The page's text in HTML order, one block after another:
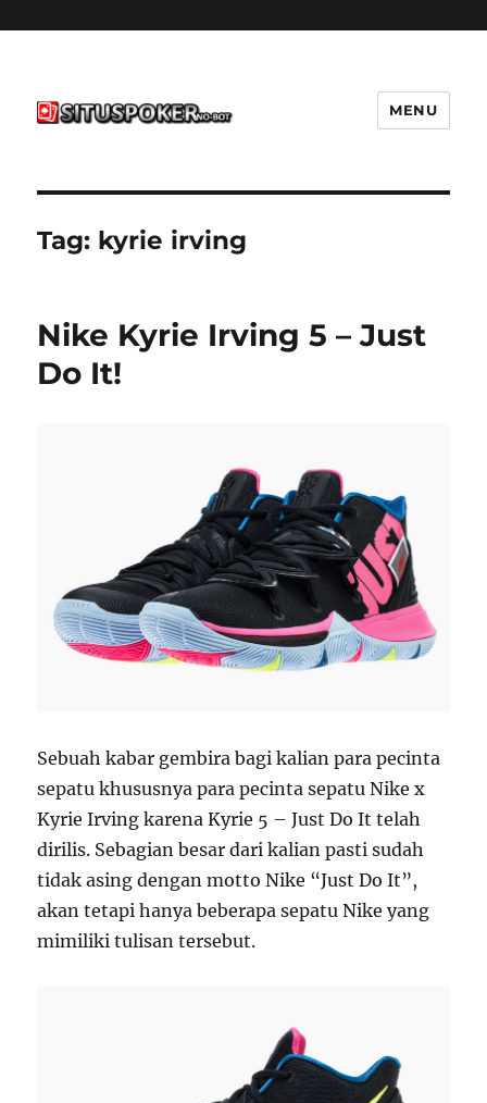
MENU
Tag: kyrie irving
Nike Kyrie Irving 5 – Just
Do It!
Sebuah kabar gembira bagi kalian para pecinta
sepatu khususnya para pecinta sepatu Nike x
Kyrie Irving karena Kyrie 5 – Just Do It telah
dirilis. Sebagian besar dari kalian pasti sudah
tidak asing dengan motto Nike “Just Do It”,
akan tetapi hanya beberapa sepatu Nike yang
mimiliki tulisan tersebut.